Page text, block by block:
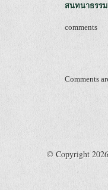
สนทนาธรรม
comments
Comments
© Copyright